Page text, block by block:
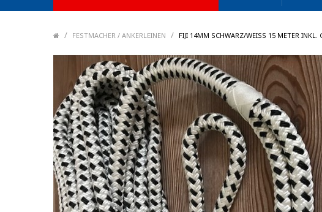
/ FESTMACHER / ANKERLEINEN / FIJI 14MM SCHWARZ/WEISS 15 METER INKL.